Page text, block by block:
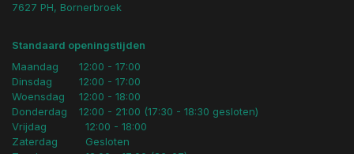
7627 PH, Bornerbroek
Standaard openingstijden
Maandag
Dinsdag
Woensdag
Donderdag
12:00 - 17:00
12:00 - 17:00
12:00 - 18:00
12:00 - 21:00 (17:30 - 18:30 gesloten)
Vrijdag
Zaterdag
12:00 - 18:00
Gesloten